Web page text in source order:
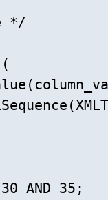
*/
30 AND 35;